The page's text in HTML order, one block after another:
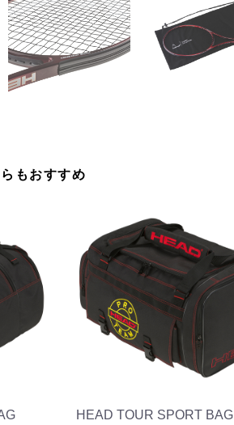
もおすすめ
HEAD TOUR SPORT BAG